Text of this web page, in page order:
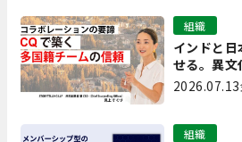
インドと
せる。異文
生み出す実
組織
2026.07.13
組織